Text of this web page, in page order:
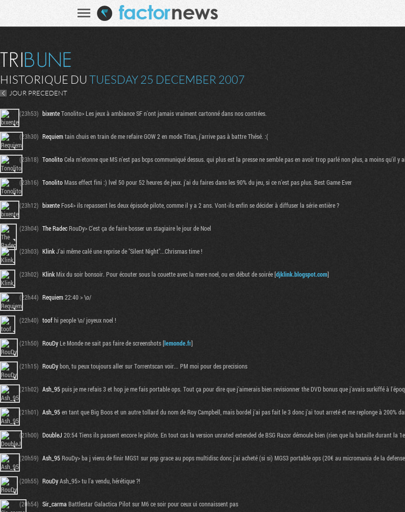
HISTORIQUE DU TUESDAY 25 DECEMBER 2007
JOUR PRECEDENT
(23h53) bixenteTonolito> Les jeux à ambiance SF n'ont jamais vraiment cartonné dans nos contrées.
(23h30) Requiemtain chuis en train de me refaire GOW 2 en mode Titan, j'arrive pas à battre Thésé. :(
(23h18) TonolitoCela m'etonne que MS n'est pas bcps communiqué dessus. qui plus est la presse ne semble pas en avoir trop parlé non plus, a moins qu'il
(23h16) TonolitoMass effect fini :) lvel 50 pour 52 heures de jeux. j'ai du faires dans les 90% du jeu, si ce n'est pas plus. Best Game Ever
(23h12) bixenteFos4> ils repassent les deux épisode pilote, comme il y a 2 ans. Vont-ils enfin se décider à diffuser la série entière ?
(23h04) The RadecRouDy> C'est ça de faire bosser un stagiaire le jour de Noel
(23h03) KlinkJ'ai même calé une reprise de "Silent Night"...Chrismas time !
(23h02) KlinkMix du soir bonsoir. Pour écouter sous la couette avec la mere noel, ou en début de soirée [djklink.blogspot.com]
(22h44) Requiem22:40 > \o/
(22h40) toofhi people \o/ joyeux noel !
(21h50) RouDyLe Monde ne sait pas faire de screenshots [lemonde.fr]
(21h15) RouDybon, tu peux toujours aller sur Torrentscan voir... PM moi pour des precisions
(21h02) Ash_95puis je me refais 3 et hop je me fais portable ops. Tout ça pour dire que j'aimerais bien revisionner the DVD bonus que j'avais surkiffé à
(21h01) Ash_95en tant que Big Boos et un autre tollard du nom de Roy Campbell, mais bordel j'ai pas fait le 3 donc j'ai tout arreté et me replonge à 200%
(21h00) DoubleJ 20:54 Tiens ils passent encore le pilote. En tout cas la version unrated extended de BSG Razor démoule bien (rien que la bataille durant la
(20h59) Ash_95RouDy> ba j viens de finir MGS1 sur psp grace au pops multidisc donc j'ai acheté (si si) MGS3 portable ops (20€ au micromania de la
(20h55) RouDyAsh_95> tu l'a vendu, hérétique ?!
(20h54) Sir_carma Battlestar Galactica Pilot sur M6 ce soir pour ceux ui connaissent pas